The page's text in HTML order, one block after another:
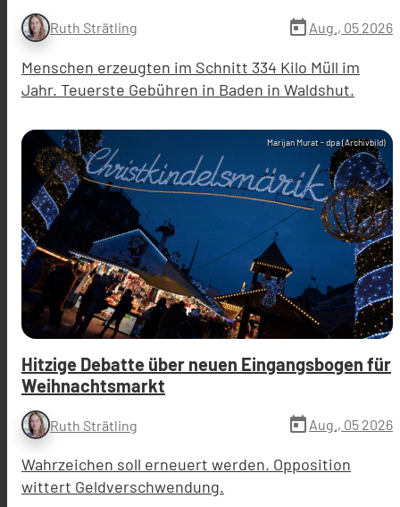
Ruth Strätling today Aug., 05 2026
Menschen erzeugten im Schnitt 334 Kilo Müll im
Jahr. Teuerste Gebühren in Baden in Waldshut.
Marijan Murat - dpa (Archivbild)
Hitzige Debatte über neuen Eingangsbogen für
Weihnachtsmarkt
Ruth Strätling today Aug., 05 2026
Wahrzeichen soll erneuert werden. Opposition
wittert Geldverschwendung.